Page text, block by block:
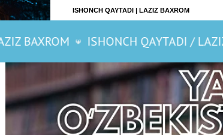
ISHONCH QAYTADI / LAZIZ BAXROM